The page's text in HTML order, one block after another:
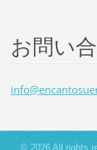
お問い
info@enc
© 2026 All rights